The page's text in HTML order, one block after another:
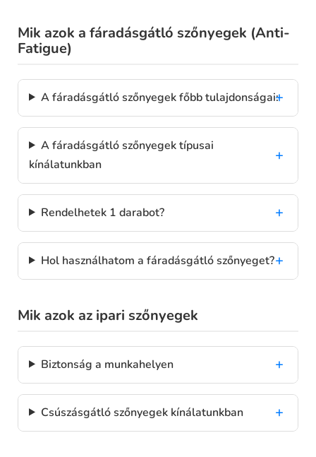
Mik azok a fáradásgátló szőnyegek (Anti-
Fatigue)
A fáradásgátló szőnyegek főbb tulajdonságai:
A fáradásgátló szőnyegek típusai
kínálatunkban
Rendelhetek 1 darabot?
Hol használhatom a fáradásgátló szőnyeget?
Mik azok az ipari szőnyegek
Biztonság a munkahelyen
Csúszásgátló szőnyegek kínálatunkban